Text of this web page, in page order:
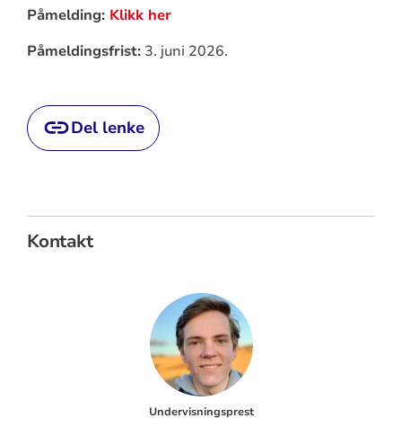
Påmelding: Klikk her
Påmeldingsfrist:3. juni 2026.
Del lenke
Kontakt
Undervisningsprest